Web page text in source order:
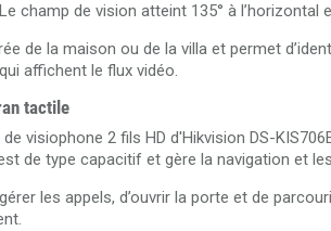
champ de vision atteint 135° à l’horizontal
de la maison ou de la villa et permet
affichent le flux vidéo.
tactile
visiophone 2 fils HD d'Hikvision DS-
de type capacitif et gère la navigation et
les appels, d’ouvrir la porte et de